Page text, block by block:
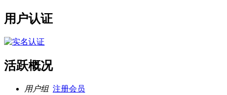
用户认证
活跃概况
用户组 注册会员